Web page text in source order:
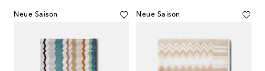
Neue Saison Neue Saison